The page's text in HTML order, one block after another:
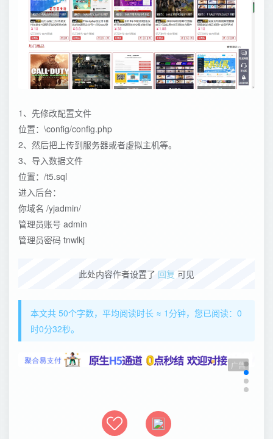
1、先修改配置文件
位置：\config/config.php
2、然后把上传到服务器或者虚拟主机等。
3、导入数据文件
位置：/t5.sql
进入后台：
你域名 /yjadmin/
管理员账号 admin
管理员密码 tnwlkj
此处内容作者设置了 回复 可见
本文共 50个字数，平均阅读时长 ≈ 1分钟，您已阅读：0
时0分32秒。
广告